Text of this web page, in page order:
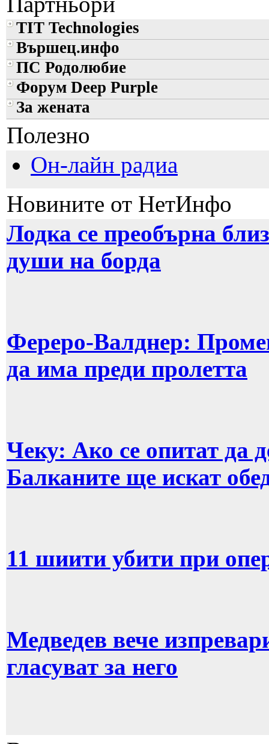
TIT Technologies
Вършец.инфо
ПС Родолюбие
Форум Deep Purple
За жената
Полезно
Он-лайн радиа
Новините от НетИнфо
Лодка се преобърна
души на борда
Фереро-Валднер:
да има преди пролетта
Чеку: Ако се опитат да
Балканите ще искат
11 шиити убити при
Медведев вече
гласуват за него